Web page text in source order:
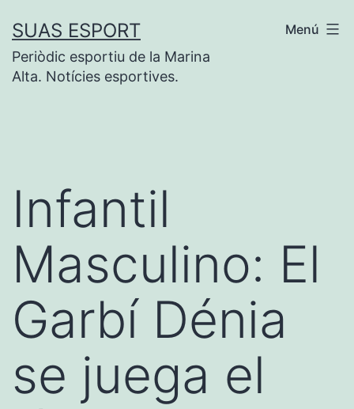
contenido
SUAS ESPORT
Periòdic esportiu de la Marina
Alta. Notícies esportives.
Menú
Infantil
Masculino: El
Garbí Dénia
se juega el